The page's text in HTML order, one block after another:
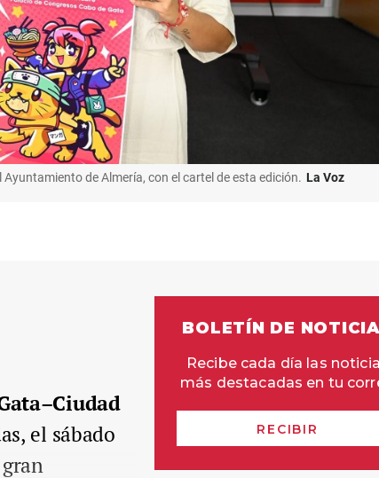
de Almería, con el cartel de esta edición. La Voz
el sábado